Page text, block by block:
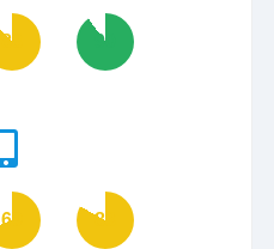
88 90
69 83